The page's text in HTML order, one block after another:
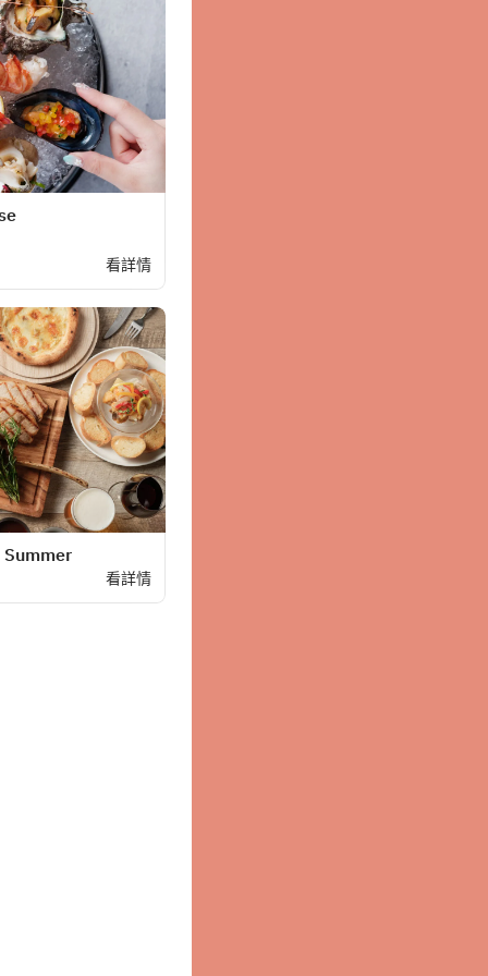
看詳情
看詳情